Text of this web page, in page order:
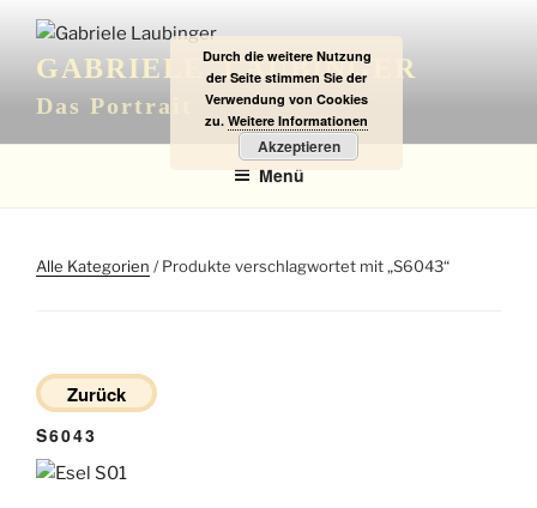
Inhalt
springenGABRIELE LAUBINGER
Das Portrait
Menü
Alle Kategorien / Produkte verschlagwortet mit „S6043“
Zurück
S6043
Durch die weitere Nutzung
der Seite stimmen Sie der
Verwendung von Cookies
zu. Weitere Informationen
Akzeptieren